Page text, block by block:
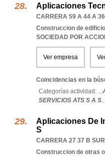
Aplicaciones
CARRERA 59 A 44 A 36
Construccion de
SOCIEDAD POR
Ver empresa
Coincidencias en la
Categorías actividad: ...
SERVICIOS ATS S A S
Aplicaciones De
S
CARRERA 27 37 B
Construccion de otras